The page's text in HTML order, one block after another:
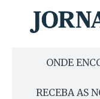
ONDE
RECEBA AS